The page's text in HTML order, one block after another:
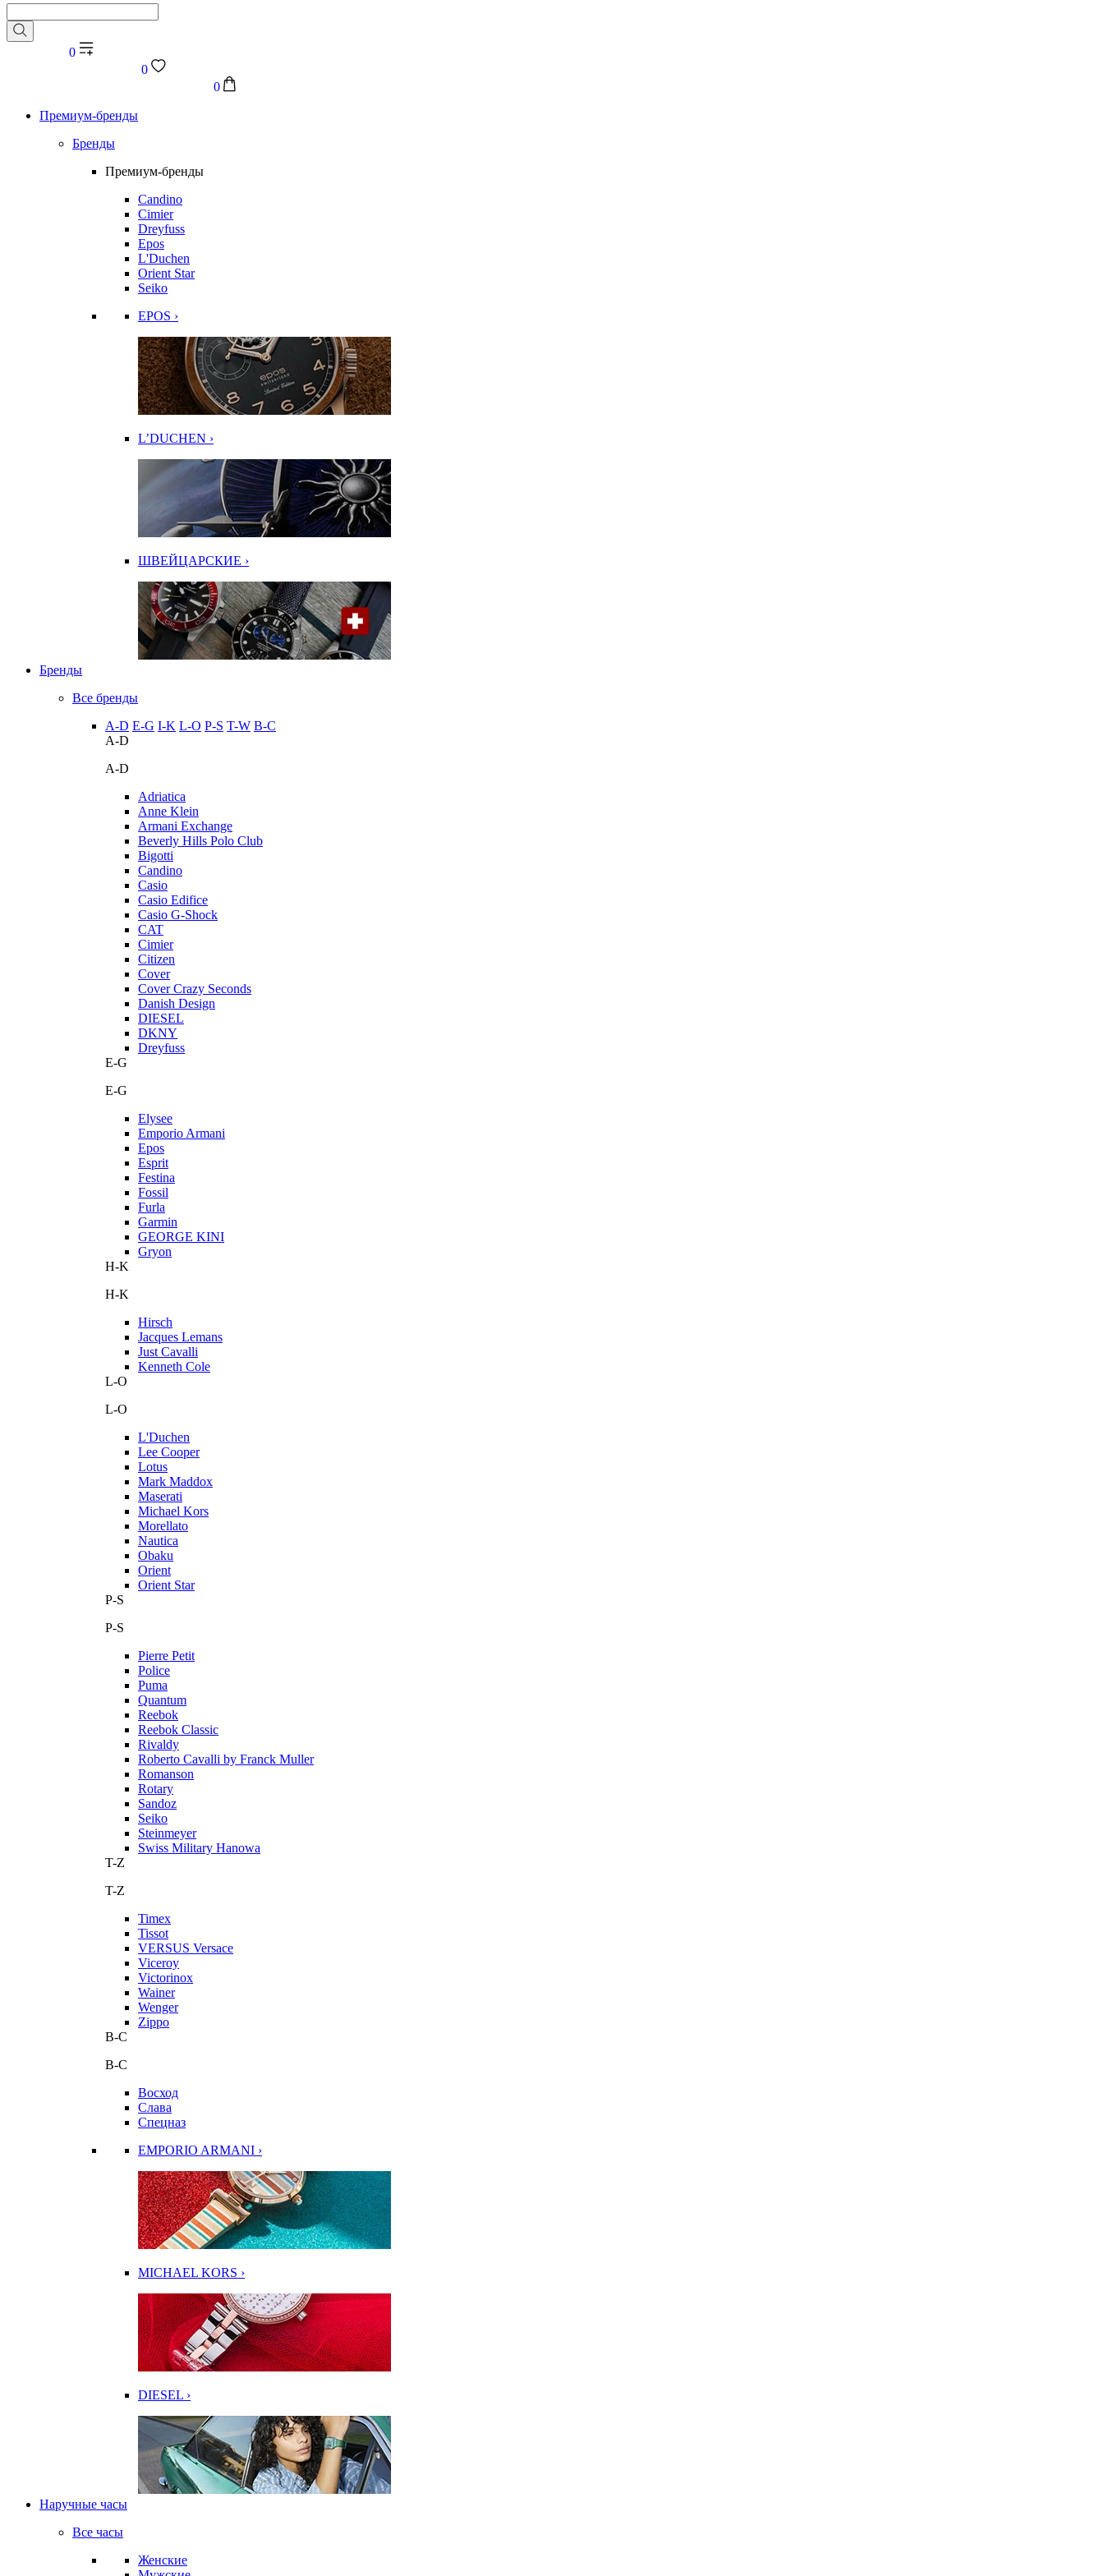
0
0
0
Премиум-бренды
Бренды
Премиум-бренды
Candino
Cimier
Dreyfuss
Epos
L'Duchen
Orient Star
Seiko
EPOS ›
L’DUCHEN ›
ШВЕЙЦАРСКИЕ ›
Бренды
Все бренды
A-D E-G I-K L-O P-S T-W В-С
A-D
A-D
Adriatica
Anne Klein
Armani Exchange
Beverly Hills Polo Club
Bigotti
Candino
Casio
Casio Edifice
Casio G-Shock
CAT
Cimier
Citizen
Cover
Cover Crazy Seconds
Danish Design
DIESEL
DKNY
Dreyfuss
E-G
E-G
Elysee
Emporio Armani
Epos
Esprit
Festina
Fossil
Furla
Garmin
GEORGE KINI
Gryon
H-K
H-K
Hirsch
Jacques Lemans
Just Cavalli
Kenneth Cole
L-O
L-O
L'Duchen
Lee Cooper
Lotus
Mark Maddox
Maserati
Michael Kors
Morellato
Nautica
Obaku
Orient
Orient Star
P-S
P-S
Pierre Petit
Police
Puma
Quantum
Reebok
Reebok Classic
Rivaldy
Roberto Cavalli by Franck Muller
Romanson
Rotary
Sandoz
Seiko
Steinmeyer
Swiss Military Hanowa
T-Z
T-Z
Timex
Tissot
VERSUS Versace
Viceroy
Victorinox
Wainer
Wenger
Zippo
В-С
В-С
Восход
Слава
Спецназ
EMPORIO ARMANI ›
MICHAEL KORS ›
DIESEL ›
Наручные часы
Все часы
Женские